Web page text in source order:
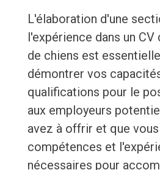
L'élaboration d'une
l'expérience dans un CV
de chiens est
démontrer vos
qualifications pour le
aux employeurs
avez à offrir et que
compétences et
nécessaires pour